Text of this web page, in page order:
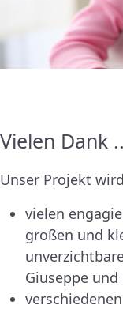
Vielen Dank
Unser Projekt
vielen
großen und
Giuseppe